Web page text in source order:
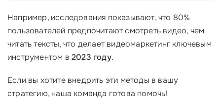
Например, исследования показывают, что 80%
пользователей предпочитают смотреть видео, чем
читать тексты, что делает видеомаркетинг ключевым
инструментом в 2023 году.
Если вы хотите внедрить эти методы в вашу
стратегию, наша команда готова помочь!